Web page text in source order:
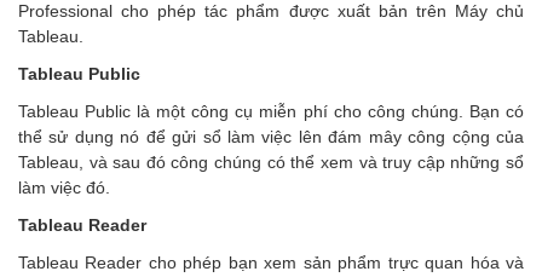
Professional cho phép tác phẩm được xuất bản trên Máy chủ
Tableau.
Tableau Public
Tableau Public là một công cụ miễn phí cho công chúng. Bạn có
thể sử dụng nó để gửi sổ làm việc lên đám mây công cộng của
Tableau, và sau đó công chúng có thể xem và truy cập những sổ
làm việc đó.
Tableau Reader
Tableau Reader cho phép bạn xem sản phẩm trực quan hóa và